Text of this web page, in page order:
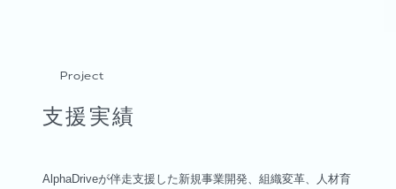
Project
支援実績
AlphaDriveが伴走支援した新規事業開発、組織変革、人材育